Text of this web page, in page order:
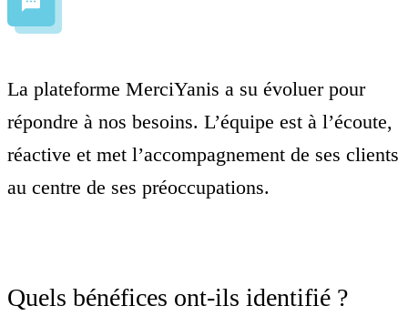
La plateforme MerciYanis a su évoluer pour
répondre à nos besoins. L’équipe est à l’écoute,
réactive et met l’accompagnement de ses clients
au centre de ses préoccupations.
Quels bénéfices ont-ils identifié ?